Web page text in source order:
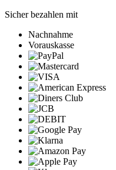
Sicher bezahlen mit
Nachnahme
Vorauskasse